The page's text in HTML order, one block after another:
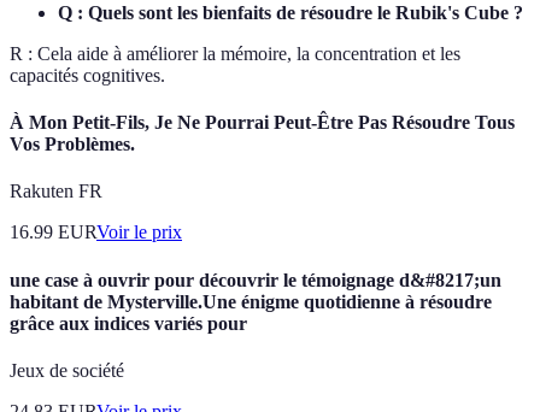
Q : Quels sont les bienfaits de résoudre le Rubik's Cube ?
R : Cela aide à améliorer la mémoire, la concentration et les
capacités cognitives.
À Mon Petit-Fils, Je Ne Pourrai Peut-Être Pas Résoudre Tous
Vos Problèmes.
Rakuten FR
16.99 EURVoir le prix
une case à ouvrir pour découvrir le témoignage d&#8217;un
habitant de Mysterville.Une énigme quotidienne à résoudre
grâce aux indices variés pour
Jeux de société